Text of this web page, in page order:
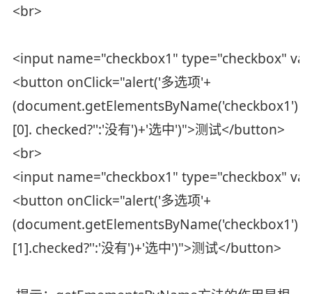
<br>
<input name="checkbox1" type="checkbox"
<button onClick="alert('多选项'+
(document.getElementsByName('checkbox1')
[0]. checked?'':'没有')+'选中')">测试</button>
<br>
<input name="checkbox1" type="checkbox"
<button onClick="alert('多选项'+
(document.getElementsByName('checkbox1')
[1].checked?'':'没有')+'选中')">测试</button>